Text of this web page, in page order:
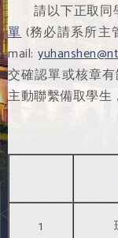
請以下正取同學
單(務必請系所主
mail:
交確認單或核章
主動聯繫備取學生
1